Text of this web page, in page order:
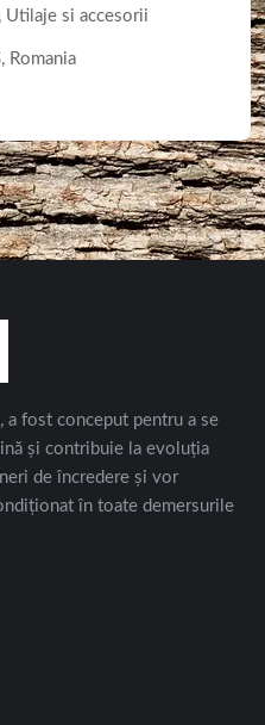
, Utilaje si accesorii
, Romania
fost conceput pentru a se
și contribuie la evoluția
de încredere și vor
în toate demersurile